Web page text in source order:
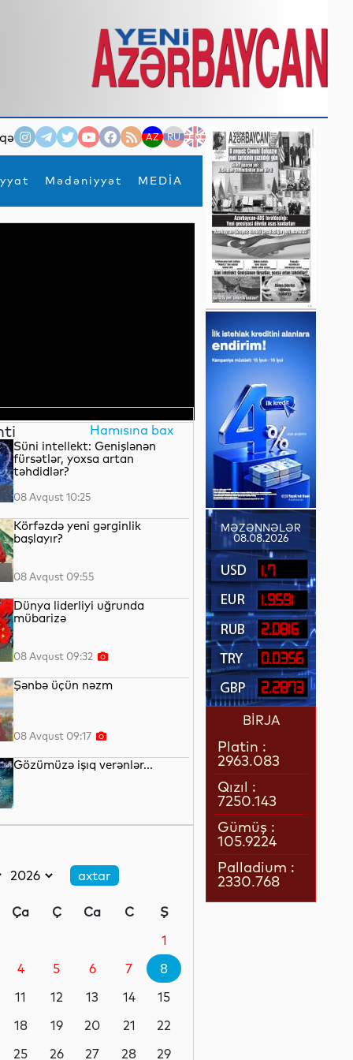
AZ RU EN
Mədəniyyət MEDİA
×
Hamısına bax
Süni intellekt: Genişlənən
fürsətlər, yoxsa artan
təhdidlər?
08 Avqust 10:25
Körfəzdə yeni gərginlik
başlayır?
08 Avqust 09:55
Dünya liderliyi uğrunda
mübarizə
08 Avqust 09:32
Şənbə üçün nəzm
08 Avqust 09:17
Gözümüzə işıq verənlər...
07 Avqust 23:21
Uzun müddət televizor
dəyişiklik olur
07 Avqust 22:17
Ça Ç Ca C
Ş
1
4 5 6 7
8
11 12 13 14
15
18 19 20 21
22
25 26 27 28
29
MƏZƏNNƏLƏR
08.08.2026
1.7
1.9591
2.0816
0.0356
2.2873
BİRJA
Platin :
2963.083
Qızıl :
7250.143
Gümüş :
105.9224
Palladium :
2330.768